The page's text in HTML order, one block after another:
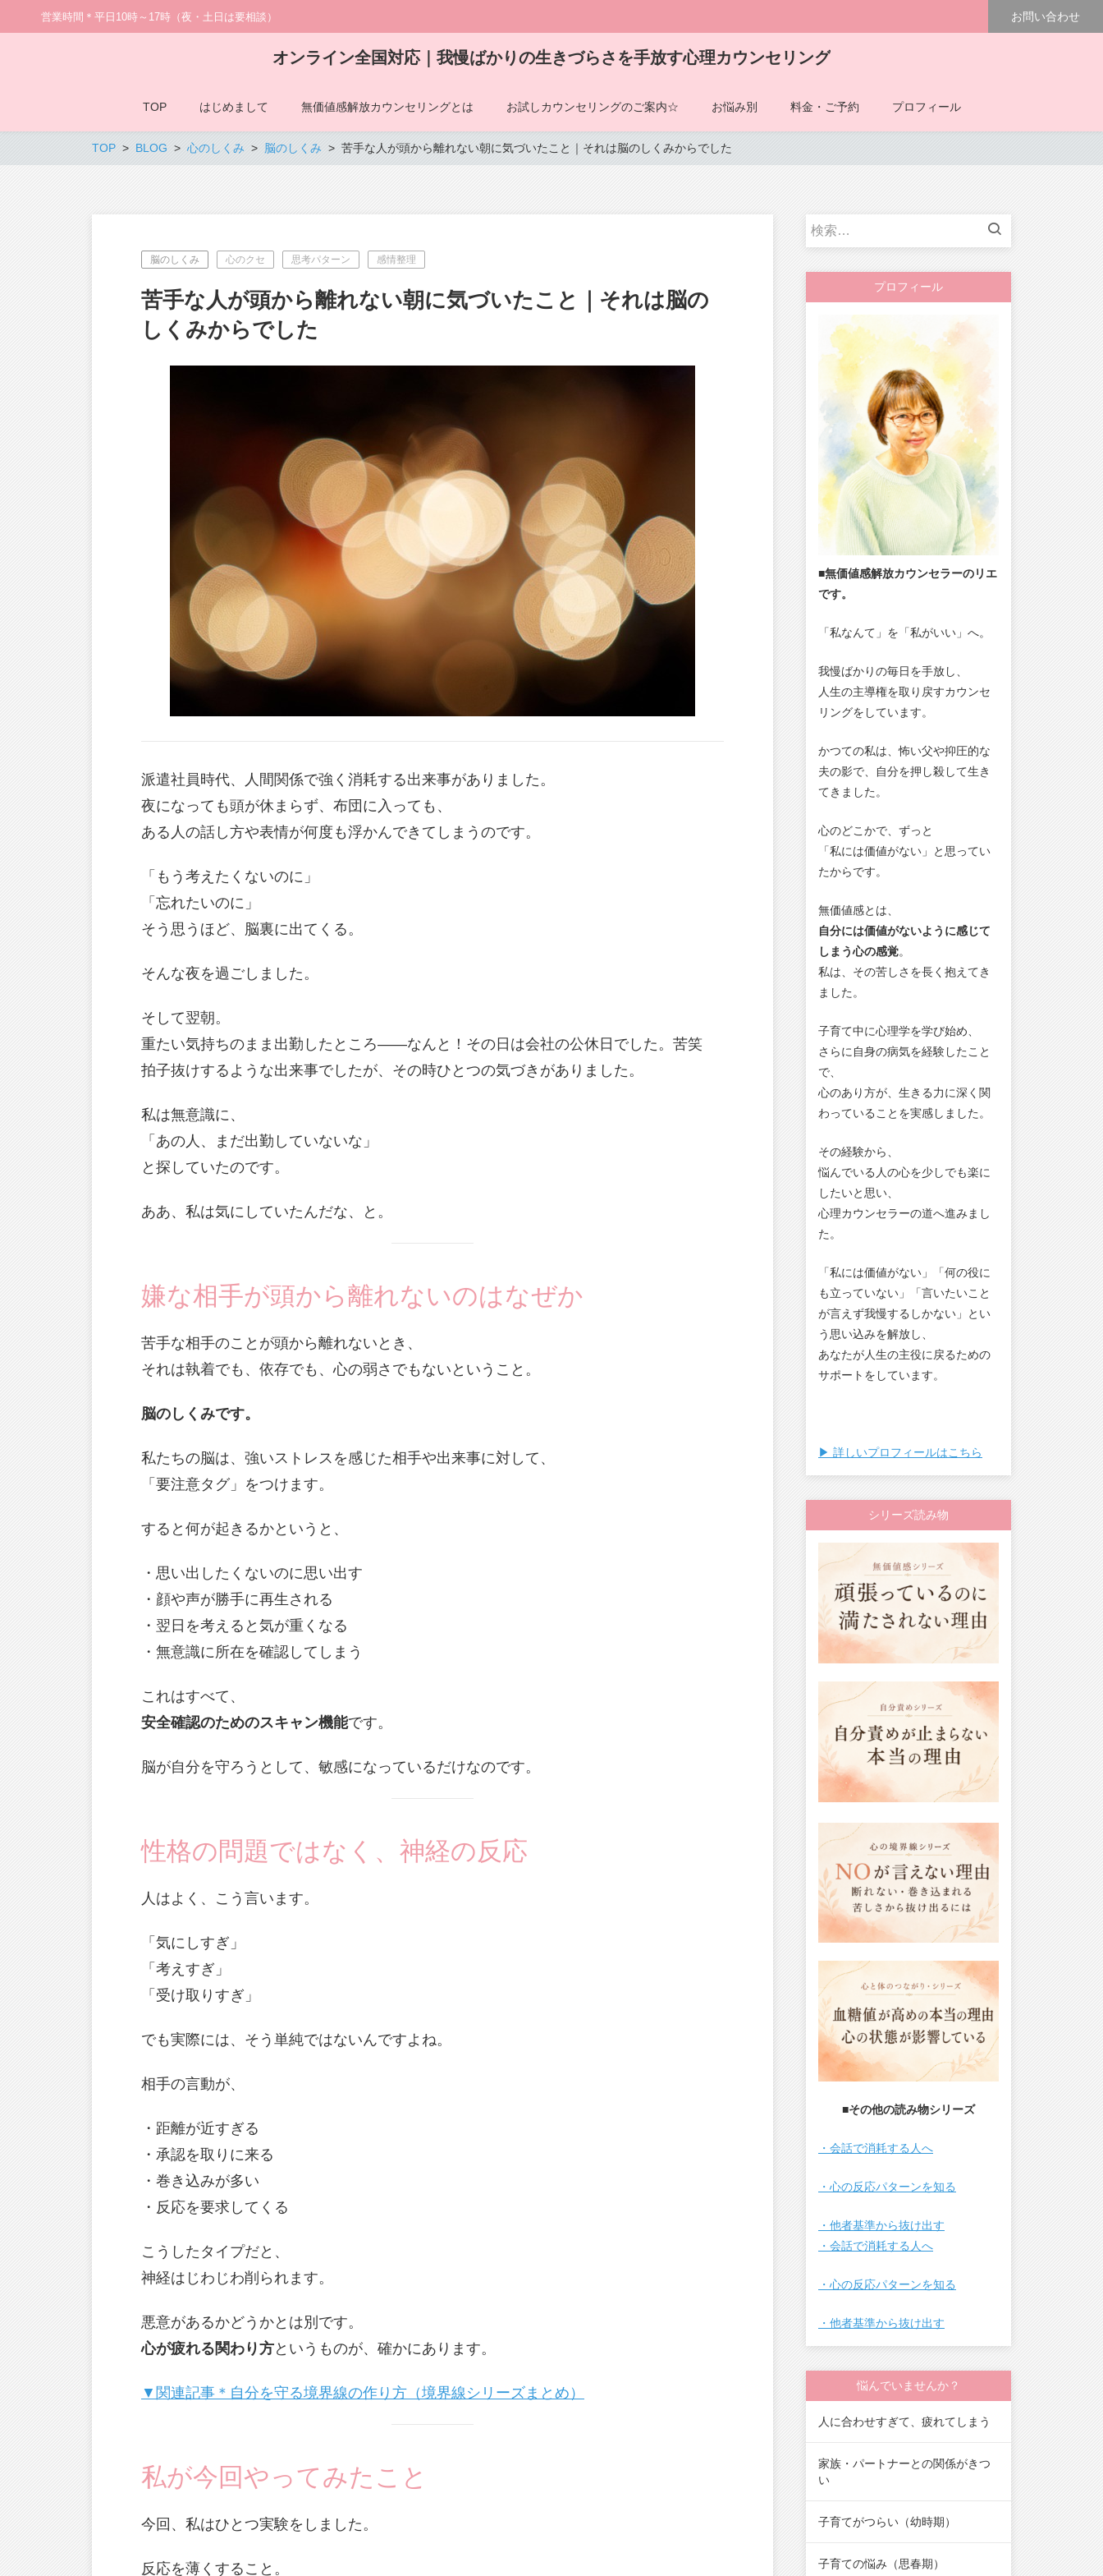
営業時間＊平日10時～17時（夜・土日は要相談） お問い合わせ
オンライン全国対応｜我慢ばかりの生きづらさを手放す心理カウンセリング
TOP はじめまして 無価値感解放カウンセリングとは お試しカウンセリングのご案内☆ お悩み別 料金・ご予約 プロフィール
TOP BLOG 心のしくみ 脳のしくみ 苦手な人が頭から離れない朝に気づいたこと｜それは脳のしくみからでした
脳のしくみ 心のクセ 思考パターン 感情整理
苦手な人が頭から離れない朝に気づいたこと｜それは脳の
しくみからでした
派遣社員時代、人間関係で強く消耗する出来事がありました。
夜になっても頭が休まらず、布団に入っても、
ある人の話し方や表情が何度も浮かんできてしまうのです。
「もう考えたくないのに」
「忘れたいのに」
そう思うほど、脳裏に出てくる。
そんな夜を過ごしました。
そして翌朝。
重たい気持ちのまま出勤したところ――なんと！その日は会社の公休日でした。苦笑
拍子抜けするような出来事でしたが、その時ひとつの気づきがありました。
私は無意識に、
「あの人、まだ出勤していないな」
と探していたのです。
ああ、私は気にしていたんだな、と。
嫌な相手が頭から離れないのはなぜか
苦手な相手のことが頭から離れないとき、
それは執着でも、依存でも、心の弱さでもないということ。
脳のしくみです。
私たちの脳は、強いストレスを感じた相手や出来事に対して、
「要注意タグ」をつけます。
すると何が起きるかというと、
・思い出したくないのに思い出す
・顔や声が勝手に再生される
・翌日を考えると気が重くなる
・無意識に所在を確認してしまう
これはすべて、
安全確認のためのスキャン機能です。
脳が自分を守ろうとして、敏感になっているだけなのです。
性格の問題ではなく、神経の反応
人はよく、こう言います。
「気にしすぎ」
「考えすぎ」
「受け取りすぎ」
でも実際には、そう単純ではないんですよね。
相手の言動が、
・距離が近すぎる
・承認を取りに来る
・巻き込みが多い
・反応を要求してくる
こうしたタイプだと、
神経はじわじわ削られます。
悪意があるかどうかとは別です。
心が疲れる関わり方というものが、確かにあります。
▼関連記事＊自分を守る境界線の作り方（境界線シリーズまとめ）
私が今回やってみたこと
今回、私はひとつ実験をしました。
反応を薄くすること。
検
プロフィール
■無価値感解放カウンセラーのリエ
です。
「私なんて」を「私がいい」へ。
我慢ばかりの毎日を手放し、
人生の主導権を取り戻すカウンセ
リングをしています。
かつての私は、怖い父や抑圧的な
夫の影で、自分を押し殺して生き
てきました。
心のどこかで、ずっと
「私には価値がない」と思ってい
たからです。
無価値感とは、
自分には価値がないように感じて
しまう心の感覚。
私は、その苦しさを長く抱えてき
ました。
子育て中に心理学を学び始め、
さらに自身の病気を経験したこと
で、
心のあり方が、生きる力に深く関
わっていることを実感しました。
その経験から、
悩んでいる人の心を少しでも楽に
したいと思い、
心理カウンセラーの道へ進みまし
た。
「私には価値がない」「何の役に
も立っていない」「言いたいこと
が言えず我慢するしかない」とい
う思い込みを解放し、
あなたが人生の主役に戻るための
サポートをしています。
▶︎ 詳しいプロフィールはこちら
シリーズ読み物
■その他の読み物シリーズ
・会話で消耗する人へ
・心の反応パターンを知る
・他者基準から抜け出す
・会話で消耗する人へ
・心の反応パターンを知る
・他者基準から抜け出す
悩んでいませんか？
人に合わせすぎて、疲れてしまう
家族・パートナーとの関係がきつ
い
子育てがつらい（幼時期）
子育ての悩み（思春期）